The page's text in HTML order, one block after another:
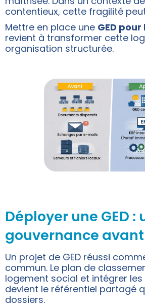
contentieux, cette fragilité
Mettre en place une GED
revient à transformer cette
organisation structurée.
Déployer une GED
gouvernance
Un projet de GED réussi
commun. Le plan de
logement social et intégrer
devient le référentiel partagé
dossiers.